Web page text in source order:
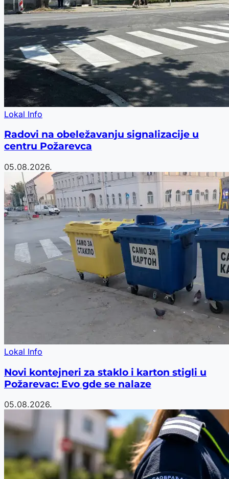
Lokal Info
Radovi na obeležavanju signalizacije u
centru Požarevca
05.08.2026.
Lokal Info
Novi kontejneri za staklo i karton stigli u
Požarevac: Evo gde se nalaze
05.08.2026.